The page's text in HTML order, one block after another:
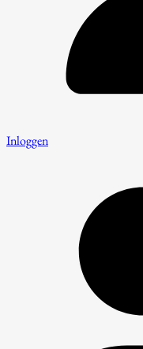
Inloggen